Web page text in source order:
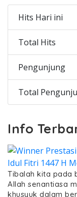
Hits Hari ini
Total Hits
Pengunjung
Total
Info
Tibalah kita pada
Allah senantiasa
khusyuk dalam